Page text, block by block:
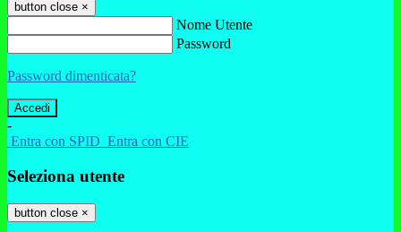
button close ×
Nome Utente
Password
Password dimenticata?
-
Entra con SPID Entra con CIE
Seleziona utente
button close ×